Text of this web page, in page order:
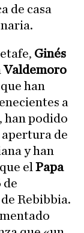
de casa
Ginés
Valdemoro
han
a
han podido
de
y han
el Papa
de
Rebibbia.